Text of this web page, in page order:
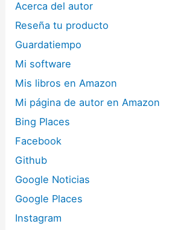
Acerca del autor
Reseña tu producto
Guardatiempo
Mi software
Mis libros en Amazon
Mi página de autor en Amazon
Bing Places
Facebook
Github
Google Noticias
Google Places
Instagram